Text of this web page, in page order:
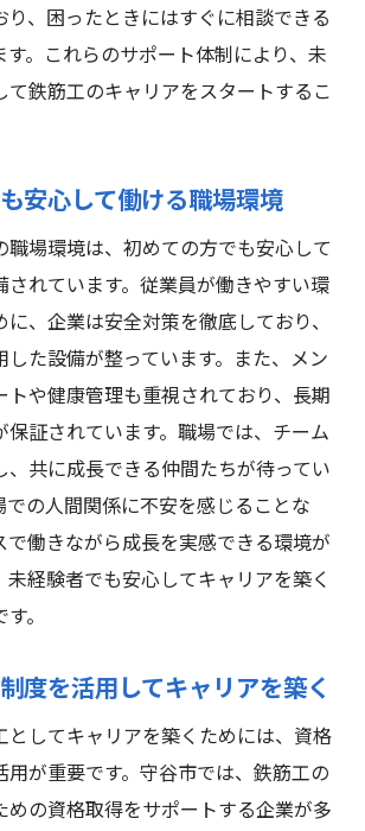
り、困ったときにはすぐに相談できる
。これらのサポート体制により、未
鉄筋工のキャリアをスタートするこ
安心して働ける職場環境
場環境は、初めての方でも安心して
れています。従業員が働きやすい環
、企業は安全対策を徹底しており、
た設備が整っています。また、メン
トや健康管理も重視されており、長期
保証されています。職場では、チーム
、共に成長できる仲間たちが待ってい
での人間関係に不安を感じることな
で働きながら成長を実感できる環境が
経験者でも安心してキャリアを築く
。
度を活用してキャリアを築く
としてキャリアを築くためには、資格
が重要です。守谷市では、鉄筋工の
めの資格取得をサポートする企業が多